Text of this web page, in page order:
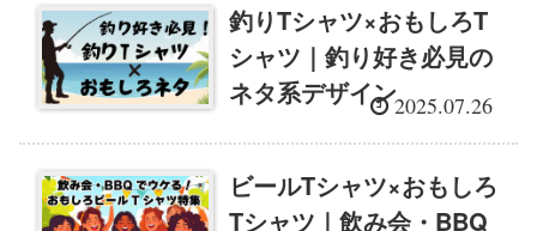
釣りTシャツ×おもしろT
シャツ｜釣り好き必見の
ネタ系デザイン2025.07.26
ビールTシャツ×おもしろ
Tシャツ｜飲み会・BBQ